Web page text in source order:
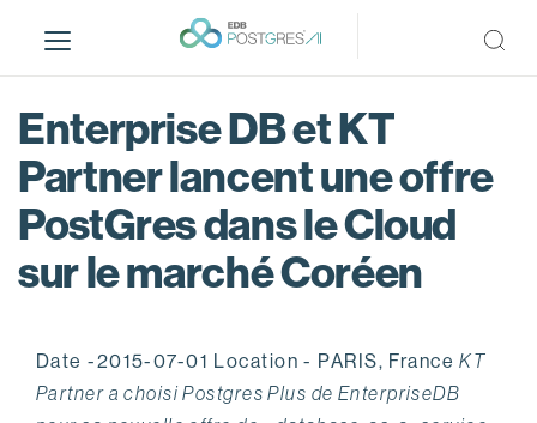
i
Enterprise DB et KT
Partner lancent une offre
PostGres dans le Cloud
sur le marché Coréen
Date -2015-07-01 Location - PARIS, FranceKT
Partner a choisi Postgres Plus de EnterpriseDB